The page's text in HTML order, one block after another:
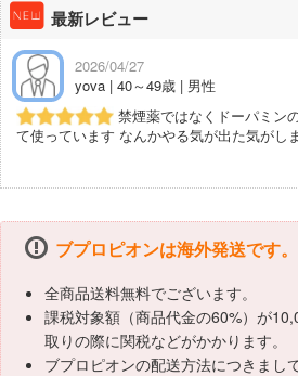
最新レビュー
2026/04/27
yova | 40～49歳 | 男性
禁煙薬ではなくドーパミン
て使っています なんかやる気が出た気がし
ブプロピオンは海外発送です。
全商品送料無料でございます。
課税対象額（商品代金の60%）が
取りの際に関税などがかかります。
ブプロピオンの配送方法につきまし